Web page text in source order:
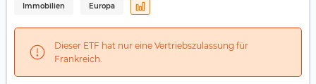
Immobilien Europa
Dieser ETF hat nur eine Vertriebszulassung für
Frankreich.